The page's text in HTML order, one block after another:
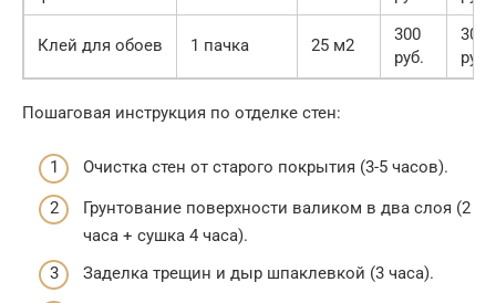
Клей для обоев 1 пачка 25 м2
300
руб.
300
руб.
Пошаговая инструкция по отделке стен:
Очистка стен от старого покрытия (3-5 часов).
Грунтование поверхности валиком в два слоя (2
часа + сушка 4 часа).
Заделка трещин и дыр шпаклевкой (3 часа).